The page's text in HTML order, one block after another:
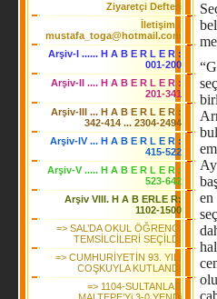
Ziyaretçi Defteri
İletişim :
mustafa_toga@hotmail.com
Arşiv-I ...... H A B E R L E R :
001-200
Arşiv-II .... H A B E R L E R :
201-341
Arşiv-III ... H A B E R L E R :
342-414 ... 2304-2494
Arşiv-IV ... H A B E R L E R :
415-522
Arşiv-V ..... H A B E R L E R :
523-642
Arşiv VIII. H A B ERLE R:
1102-1500
=> SAL’DA OKUL ÖĞRENCİ
TEMSİLCİLERİ SEÇİLDİ
=> CUMHURİYETİN 93. YILI
COŞKUYLA KUTLANDI
=> 1104-SULTANLAR
en